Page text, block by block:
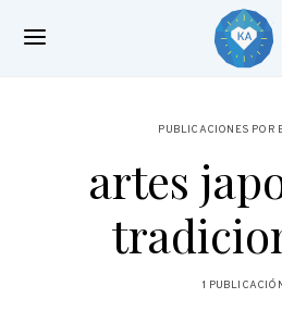
PUBLICACIONES POR
artes
1